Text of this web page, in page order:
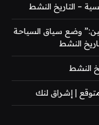
– التاريخ النشط
وضع سياق السياحة
النشط
النشط